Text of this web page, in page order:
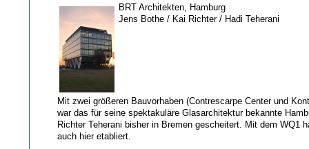
BRT Architekten, Hamburg
Jens Bothe / Kai Richter / Hadi Teherani
Mit zwei größeren Bauvorhaben (Contrescarpe Center und
war das für seine spektakuläre Glasarchitektur bekannte
Richter Teherani bisher in Bremen gescheitert. Mit dem WQ1
auch hier etabliert.